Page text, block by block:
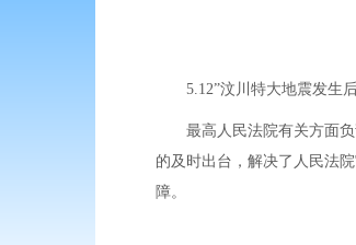
5.12”汶川特大地震发生后
最高人民法院有关方面负
的及时出台，解决了人民法
障。